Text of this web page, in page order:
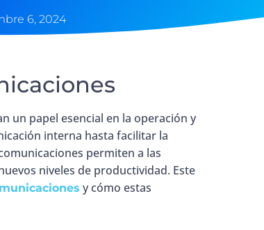
6, 2024
un papel esencial en la operación y
interna hasta facilitar la
permiten a las
niveles de productividad. Este
y cómo estas